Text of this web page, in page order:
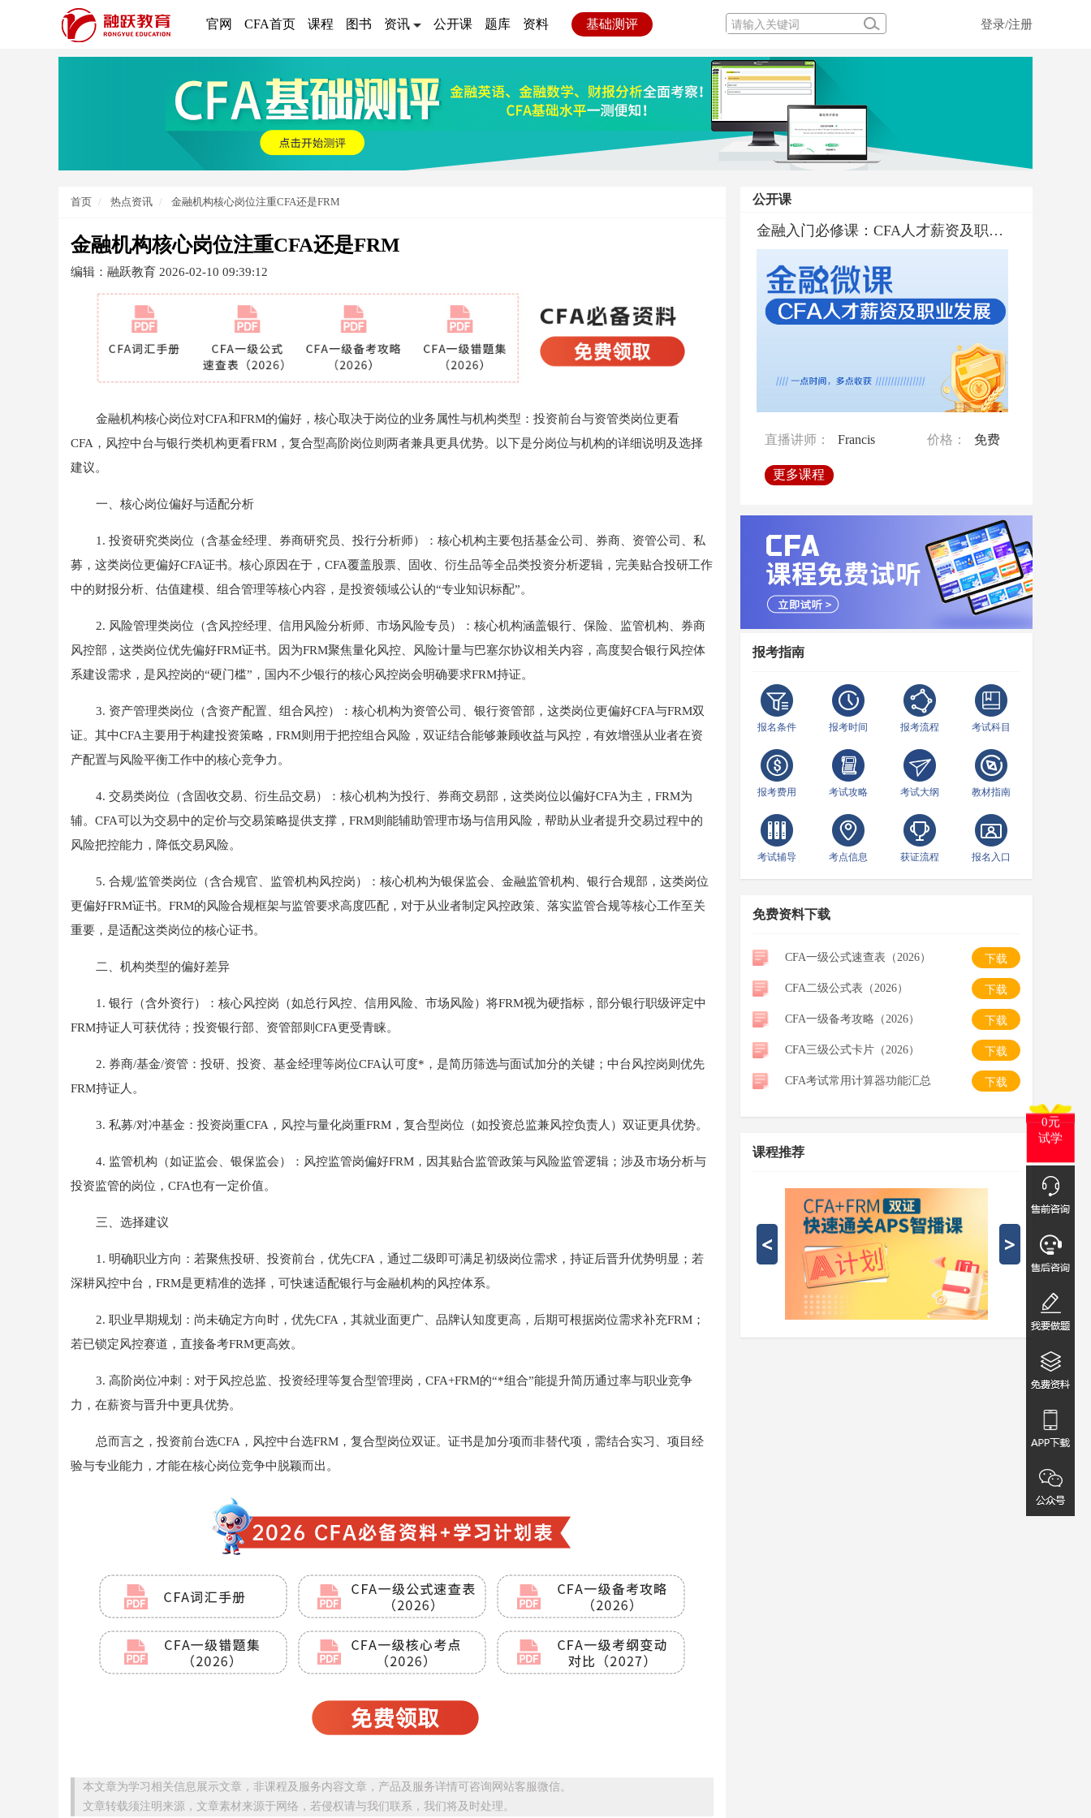
官网 CFA首页 课程 图书 资讯 公开课 题库 资料 基础测评 登录/注册
首页 热点资讯 金融机构核心岗位注重CFA还是FRM
金融机构核心岗位注重CFA还是FRM
编辑：融跃教育 2026-02-10 09:39:12
金融机构核心岗位对CFA和FRM的偏好，核心取决于岗位的业务属性与机构类型：投资前台与资管类岗位更看
CFA，风控中台与银行类机构更看FRM，复合型高阶岗位则两者兼具更具优势。以下是分岗位与机构的详细说明及选择
建议。
一、核心岗位偏好与适配分析
1. 投资研究类岗位（含基金经理、券商研究员、投行分析师）：核心机构主要包括基金公司、券商、资管公司、私
募，这类岗位更偏好CFA证书。核心原因在于，CFA覆盖股票、固收、衍生品等全品类投资分析逻辑，完美贴合投研工作
中的财报分析、估值建模、组合管理等核心内容，是投资领域公认的“专业知识标配”。
2. 风险管理类岗位（含风控经理、信用风险分析师、市场风险专员）：核心机构涵盖银行、保险、监管机构、券商
风控部，这类岗位优先偏好FRM证书。因为FRM聚焦量化风控、风险计量与巴塞尔协议相关内容，高度契合银行风控体
系建设需求，是风控岗的“硬门槛”，国内不少银行的核心风控岗会明确要求FRM持证。
3. 资产管理类岗位（含资产配置、组合风控）：核心机构为资管公司、银行资管部，这类岗位更偏好CFA与FRM双
证。其中CFA主要用于构建投资策略，FRM则用于把控组合风险，双证结合能够兼顾收益与风控，有效增强从业者在资
产配置与风险平衡工作中的核心竞争力。
4. 交易类岗位（含固收交易、衍生品交易）：核心机构为投行、券商交易部，这类岗位以偏好CFA为主，FRM为
辅。CFA可以为交易中的定价与交易策略提供支撑，FRM则能辅助管理市场与信用风险，帮助从业者提升交易过程中的
风险把控能力，降低交易风险。
5. 合规/监管类岗位（含合规官、监管机构风控岗）：核心机构为银保监会、金融监管机构、银行合规部，这类岗位
更偏好FRM证书。FRM的风险合规框架与监管要求高度匹配，对于从业者制定风控政策、落实监管合规等核心工作至关
重要，是适配这类岗位的核心证书。
二、机构类型的偏好差异
1. 银行（含外资行）：核心风控岗（如总行风控、信用风险、市场风险）将FRM视为硬指标，部分银行职级评定中
FRM持证人可获优待；投资银行部、资管部则CFA更受青睐。
2. 券商/基金/资管：投研、投资、基金经理等岗位CFA认可度*，是简历筛选与面试加分的关键；中台风控岗则优先
FRM持证人。
3. 私募/对冲基金：投资岗重CFA，风控与量化岗重FRM，复合型岗位（如投资总监兼风控负责人）双证更具优势。
4. 监管机构（如证监会、银保监会）：风控监管岗偏好FRM，因其贴合监管政策与风险监管逻辑；涉及市场分析与
投资监管的岗位，CFA也有一定价值。
三、选择建议
1. 明确职业方向：若聚焦投研、投资前台，优先CFA，通过二级即可满足初级岗位需求，持证后晋升优势明显；若
深耕风控中台，FRM是更精准的选择，可快速适配银行与金融机构的风控体系。
2. 职业早期规划：尚未确定方向时，优先CFA，其就业面更广、品牌认知度更高，后期可根据岗位需求补充FRM；
若已锁定风控赛道，直接备考FRM更高效。
3. 高阶岗位冲刺：对于风控总监、投资经理等复合型管理岗，CFA+FRM的“*组合”能提升简历通过率与职业竞争
力，在薪资与晋升中更具优势。
总而言之，投资前台选CFA，风控中台选FRM，复合型岗位双证。证书是加分项而非替代项，需结合实习、项目经
验与专业能力，才能在核心岗位竞争中脱颖而出。
本文章为学习相关信息展示文章，非课程及服务内容文章，产品及服务详情可咨询网站客服微信。
文章转载须注明来源，文章素材来源于网络，若侵权请与我们联系，我们将及时处理。
公开课
直播讲师： 价格： 免费
更多课程
直播讲师： 价格： 免费
更多课程
金融行业普及与职业规划
直播讲师： 孙老师 价格： 免费
更多课程
报考指南
报名条件 报考时间 报考流程 考试科目
报考费用 考试攻略 考试大纲 教材指南
考试辅导 考点信息 获证流程 报名入口
免费资料下载
CFA一级公式速查表（2026） 下载
CFA二级公式表（2026） 下载
CFA一级备考攻略（2026） 下载
CFA三级公式卡片（2026） 下载
CFA考试常用计算器功能汇总 下载
课程推荐
0元
试学